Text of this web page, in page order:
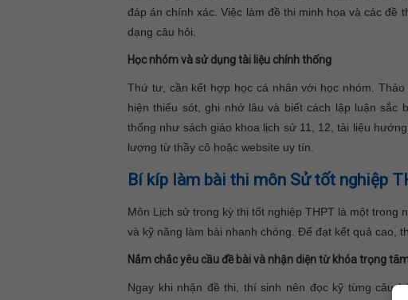
đáp án chính xác. Việc làm đề thi minh họa và các đề
dạng câu hỏi.
Học nhóm và sử dụng tài liệu chính thống
Thứ tư, cần kết hợp học cá nhân với học nhóm.
hiện thiếu sót, ghi nhớ lâu và biết cách lập luận
thống như sách giáo khoa lịch sử 11, 12, tài liệu
lượng từ thầy cô hoặc website uy tín.
Bí kíp làm bài thi môn Sử tốt nghiệp
Môn Lịch sử trong kỳ thi tốt nghiệp THPT là một
và kỹ năng làm bài nhanh chóng. Để đạt kết quả cao,
Nắm chắc yêu cầu đề bài và nhận diện từ khóa trọng
Ngay khi nhận đề thi, thí sinh nên đọc kỹ từng câu